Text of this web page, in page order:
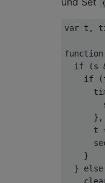
var t,
function
if (s
if (
},
t
    }
  }
else